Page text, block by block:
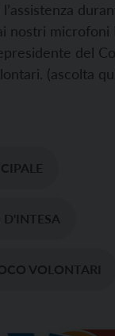
nostri microfoni
del
(ascolta
D'INTESA
VOLONTARI